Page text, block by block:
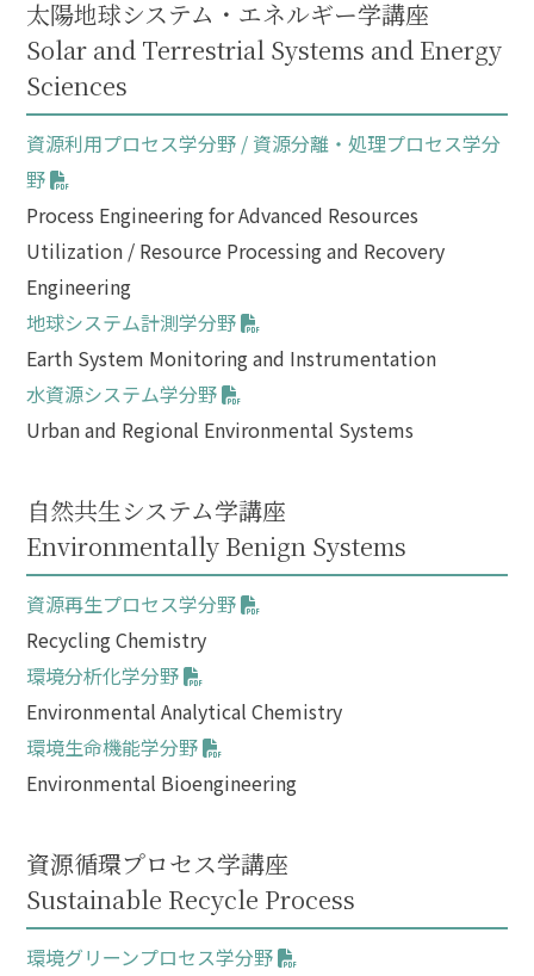
太陽地球システム・エネルギー学講座
Solar and Terrestrial Systems and Energy
Sciences
資源利用プロセス学分野 / 資源分離・処理プロセス学分
野
Process Engineering for Advanced Resources
Utilization / Resource Processing and Recovery
Engineering
地球システム計測学分野
Earth System Monitoring and Instrumentation
水資源システム学分野
Urban and Regional Environmental Systems
自然共生システム学講座
Environmentally Benign Systems
資源再生プロセス学分野
Recycling Chemistry
環境分析化学分野
Environmental Analytical Chemistry
環境生命機能学分野
Environmental Bioengineering
資源循環プロセス学講座
Sustainable Recycle Process
環境グリーンプロセス学分野